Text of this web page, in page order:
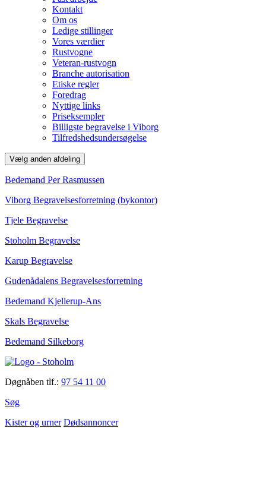
Kontakt
Om os
Ledige stillinger
Vores værdier
Rustvogne
Veteran-rustvogn
Branche autorisation
Etiske regler
Foredrag
Nyttige links
Priseksempler
Billigste begravelse i Viborg
Tilfredshedsundersøgelse
Vælg anden afdeling
Bedemand Per Rasmussen
Viborg Begravelsesforretning (bykontor)
Tjele Begravelse
Stoholm Begravelse
Karup Begravelse
Gudenådalens Begravelsesforretning
Bedemand Kjellerup-Ans
Skals Begravelse
Bedemand Silkeborg
Døgnåben tlf.: 97 54 11 00
Søg
Kister og urner Dødsannoncer